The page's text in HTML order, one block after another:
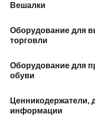
Вешалки
Оборудование для
торговли
Оборудование для
обуви
Ценникодержатели,
информации